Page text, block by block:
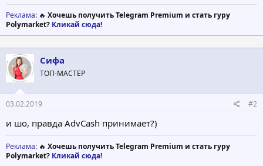
Реклама: 🔥 Хочешь получить Telegram Premium и стать гуру
Polymarket? Кликай сюда!
Сифа
ТОП-МАСТЕР
03.02.2019 #2
и шо, правда AdvCash принимает?)
Реклама: 🔥 Хочешь получить Telegram Premium и стать гуру
Polymarket? Кликай сюда!